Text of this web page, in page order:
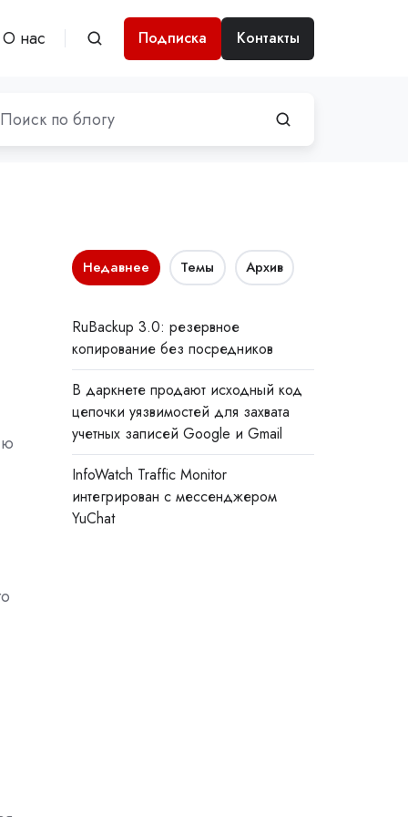
О нас Подписка Контакты
Недавнее Темы Архив
RuBackup 3.0: резервное
копирование без посредников
В даркнете продают исходный код
цепочки уязвимостей для захвата
учетных записей Google и Gmail
InfoWatch Traffic Monitor
интегрирован с мессенджером
YuChat